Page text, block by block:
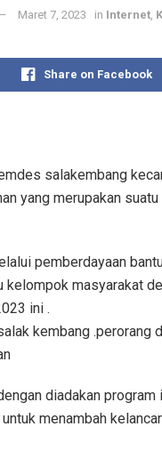
Maret 7, 2023 in Internet
Share on Facebook
salakembang
yang merupakan
pemberdayaan
kelompok masyarakat
ini .
kembang .perorang
diadakan
untuk menambah